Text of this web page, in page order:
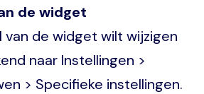
de widget
van de widget wilt wijzigen
naar Instellingen >
> Specifieke instellingen.